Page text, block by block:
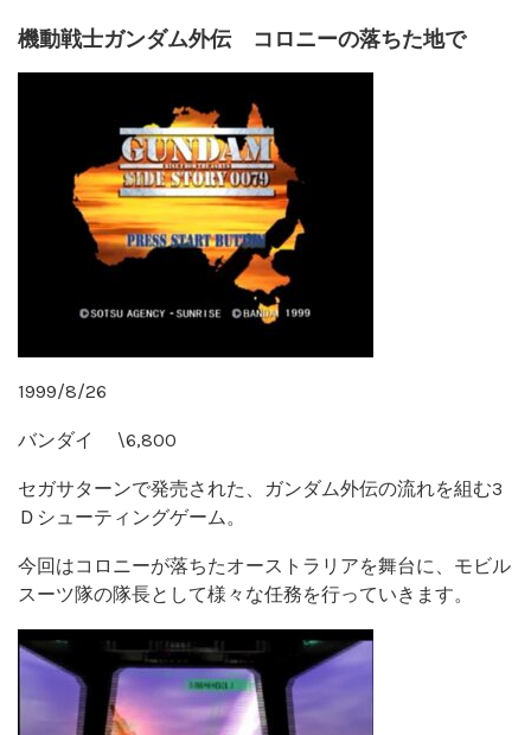
機動戦士ガンダム外伝 コロニーの落ちた地で
1999/8/26
バンダイ \6,800
セガサターンで発売された、ガンダム外伝の流れを組む3
Ｄシューティングゲーム。
今回はコロニーが落ちたオーストラリアを舞台に、モビル
スーツ隊の隊長として様々な任務を行っていきます。